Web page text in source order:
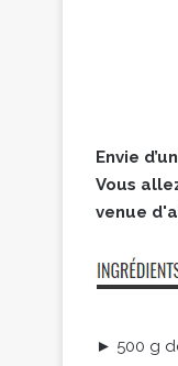
Envie
Vous
venue
► 500 g